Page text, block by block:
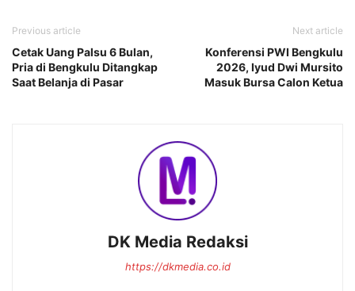
Previous article
Cetak Uang Palsu 6 Bulan,
Pria di Bengkulu Ditangkap
Saat Belanja di Pasar
Next article
Konferensi PWI Bengkulu
2026, Iyud Dwi Mursito
Masuk Bursa Calon Ketua
DK Media Redaksi
https://dkmedia.co.id